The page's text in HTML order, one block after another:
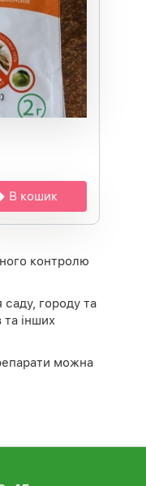
В кошик
контролю
саду, городу та
інших
можна